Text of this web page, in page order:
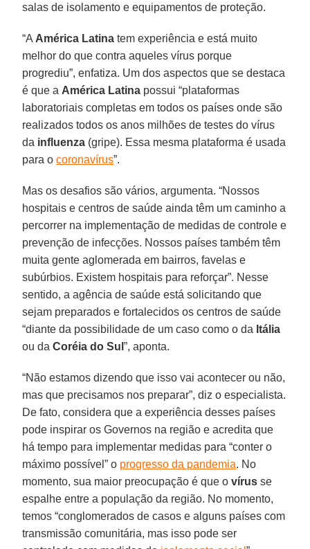
salas de isolamento e equipamentos de proteção.
“A América Latina tem experiência e está muito
melhor do que contra aqueles vírus porque
progrediu”, enfatiza. Um dos aspectos que se destaca
é que a América Latina possui “plataformas
laboratoriais completas em todos os países onde são
realizados todos os anos milhões de testes do vírus
da influenza (gripe). Essa mesma plataforma é usada
para ocoronavírus”.
Mas os desafios são vários, argumenta. “Nossos
hospitais e centros de saúde ainda têm um caminho a
percorrer na implementação de medidas de controle e
prevenção de infecções. Nossos países também têm
muita gente aglomerada em bairros, favelas e
subúrbios. Existem hospitais para reforçar”. Nesse
sentido, a agência de saúde está solicitando que
sejam preparados e fortalecidos os centros de saúde
“diante da possibilidade de um caso como o da Itália
ou daCoréia do Sul”, aponta.
“Não estamos dizendo que isso vai acontecer ou não,
mas que precisamos nos preparar”, diz o especialista.
De fato, considera que a experiência desses países
pode inspirar os Governos na região e acredita que
há tempo para implementar medidas para “conter o
máximo possível” o progresso da pandemia. No
momento, sua maior preocupação é que ovírus se
espalhe entre a população da região. No momento,
temos “conglomerados de casos e alguns países com
transmissão comunitária, mas isso pode ser